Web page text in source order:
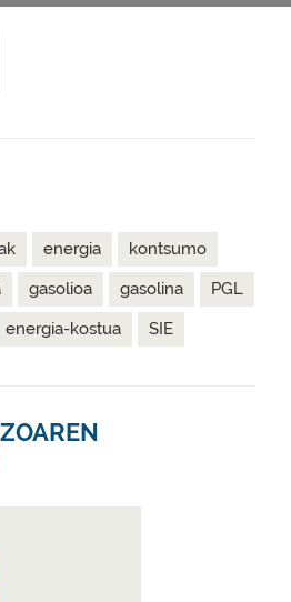
energia
kontsumo
gasolioa gasolina
PGL
energia-kostua SIE